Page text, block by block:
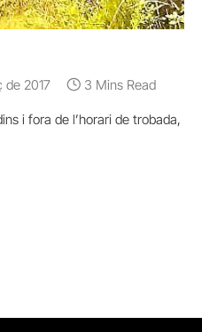
de 2017 3 Mins Read
i fora de l’horari de trobada,